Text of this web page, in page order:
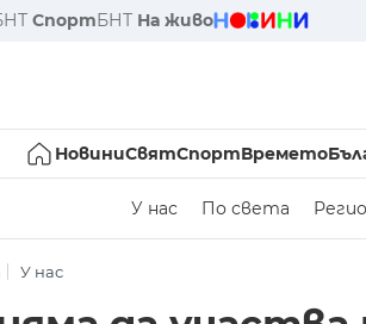
СпортБНТ На живо
НовиниСвятСпортВремето
У нас По света
У нас